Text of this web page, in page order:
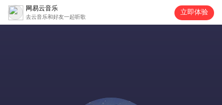
网易云音乐
去云音乐和好友一起听歌
立即体验